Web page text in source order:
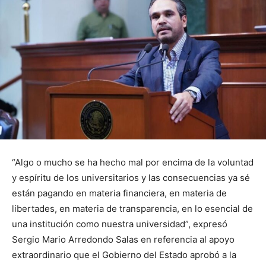
“Algo o mucho se ha hecho mal por encima de la voluntad
y espíritu de los universitarios y las consecuencias ya sé
están pagando en materia financiera, en materia de
libertades, en materia de transparencia, en lo esencial de
una institución como nuestra universidad”, expresó
Sergio Mario Arredondo Salas en referencia al apoyo
extraordinario que el Gobierno del Estado aprobó a la